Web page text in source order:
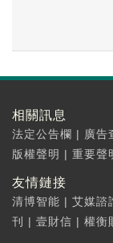
相關訊息
法定公告欄 | 廣告
版權聲明 | 重要聲
友情鏈接
清博智能 | 艾媒諮
刊
| 壹財信 | 權衡